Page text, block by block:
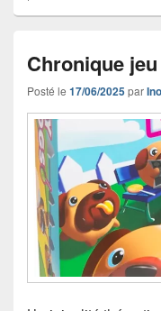
Chronique
Posté le 17/06/2025par